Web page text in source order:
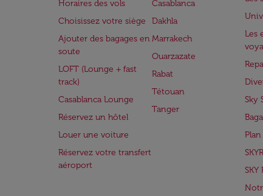
Horaires des vols
Choisissez votre siège
Ajouter des bagages en
soute
LOFT (Lounge + fast
track)
Casablanca Lounge
Réservez un hôtel
Louer une voiture
Réservez votre transfert
aéroport
Casablanca
Dakhla
Marrakech
Ouarzazate
Rabat
Tétouan
Tanger
Les
Sky
SKY